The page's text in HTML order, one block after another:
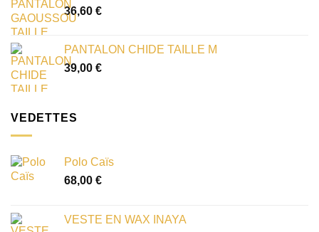
36,60 €
PANTALON CHIDE TAILLE M
39,00 €
VEDETTES
Polo Caïs
68,00 €
VESTE EN WAX INAYA